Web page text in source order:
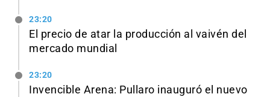
23:20
El precio de atar la producción al vaivén del
mercado mundial
23:20
Invencible Arena: Pullaro inauguró el nuevo